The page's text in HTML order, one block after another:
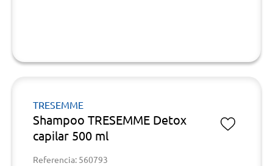
TRESEMME
Shampoo TRESEMME Detox
capilar 500 ml
Referencia: 560793